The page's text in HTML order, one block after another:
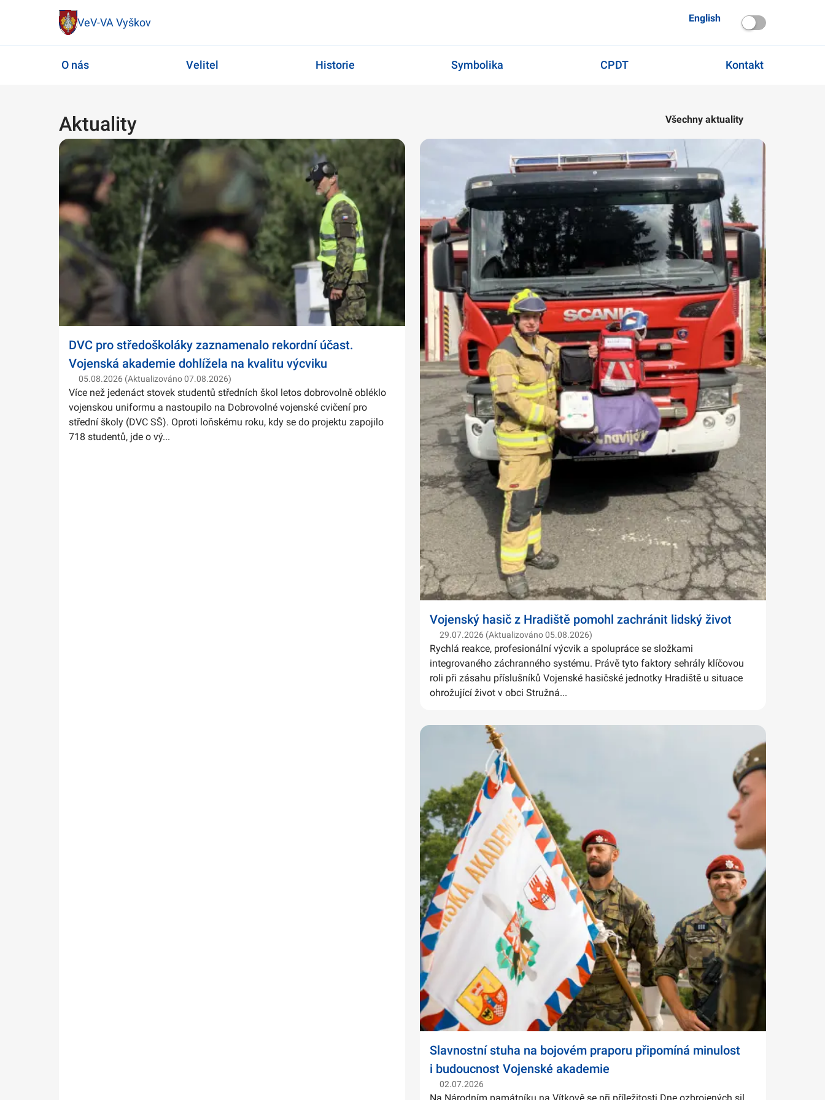
VeV-VA Vyškov English
O nás Velitel Historie Symbolika CPDT Kontakt
Aktuality Všechny aktuality
DVC pro středoškoláky zaznamenalo rekordní účast.
Vojenská akademie dohlížela na kvalitu výcviku
05.08.2026 (Aktualizováno 07.08.2026)
Více než jedenáct stovek studentů středních škol letos dobrovolně obléklo
vojenskou uniformu a nastoupilo na Dobrovolné vojenské cvičení pro
střední školy (DVC SŠ). Oproti loňskému roku, kdy se do projektu zapojilo
718 studentů, jde o vý...
Vojenský hasič z Hradiště pomohl zachránit lidský život
29.07.2026 (Aktualizováno 05.08.2026)
Rychlá reakce, profesionální výcvik a spolupráce se složkami
integrovaného záchranného systému. Právě tyto faktory sehrály klíčovou
roli při zásahu příslušníků Vojenské hasičské jednotky Hradiště u situace
ohrožující život v obci Stružná...
Slavnostní stuha na bojovém praporu připomíná minulost
i budoucnost Vojenské akademie
02.07.2026